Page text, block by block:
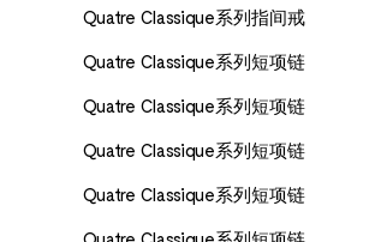
Quatre Classique系列指间戒
Quatre Classique系列短项链
Quatre Classique系列短项链
Quatre Classique系列短项链
Quatre Classique系列短项链